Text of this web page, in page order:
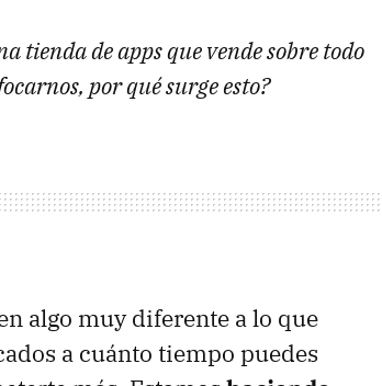
tienda de apps que vende sobre todo
por qué surge esto?
algo muy diferente a lo que
a cuánto tiempo puedes